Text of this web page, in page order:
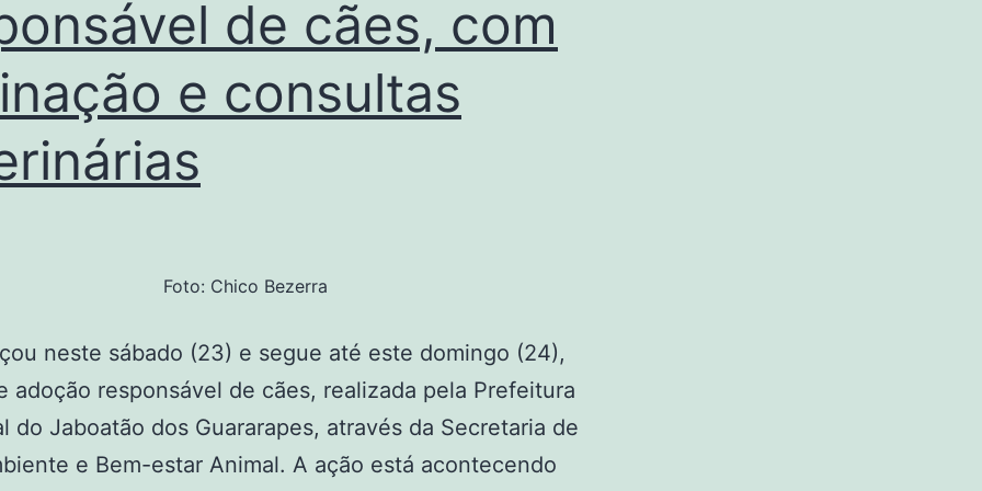
de cães, com
e consultas
Foto: Chico Bezerra
neste sábado (23) e segue até este domingo (24),
adoção responsável de cães, realizada pela Prefeitura
do Jaboatão dos Guararapes, através da Secretaria de
e Bem-estar Animal. A ação está acontecendo